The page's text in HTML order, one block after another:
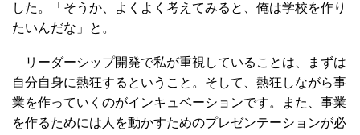
した。「そうか、よくよく考えてみると、俺は学校を作り
たいんだな」と。
リーダーシップ開発で私が重視していることは、まずは
自分自身に熱狂するということ。そして、熱狂しながら事
業を作っていくのがインキュベーションです。また、事業
を作るためには人を動かすためのプレゼンテーションが必